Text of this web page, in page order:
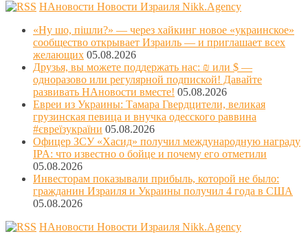
НАновости Новости Израиля Nikk.Agency
«Ну шо, пішли?» — через хайкинг новое «украинское»
сообщество открывает Израиль — и приглашает всех
желающих 05.08.2026
Друзья, вы можете поддержать нас: ₪ или $ —
одноразово или регулярной подпиской! Давайте
развивать НАновости вместе! 05.08.2026
Евреи из Украины: Тамара Гвердцители, великая
грузинская певица и внучка одесского раввина
#євреїзукраїни 05.08.2026
Офицер ЗСУ «Хасид» получил международную награду
IPA: что известно о бойце и почему его отметили
05.08.2026
Инвесторам показывали прибыль, которой не было:
гражданин Израиля и Украины получил 4 года в США
05.08.2026
НАновости Новости Израиля Nikk.Agency